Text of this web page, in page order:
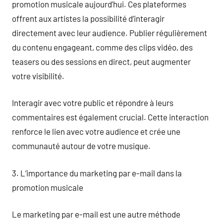
promotion musicale aujourd’hui. Ces plateformes
offrent aux artistes la possibilité d’interagir
directement avec leur audience. Publier régulièrement
du contenu engageant, comme des clips vidéo, des
teasers ou des sessions en direct, peut augmenter
votre visibilité.
Interagir avec votre public et répondre à leurs
commentaires est également crucial. Cette interaction
renforce le lien avec votre audience et crée une
communauté autour de votre musique.
3. L’importance du marketing par e-mail dans la
promotion musicale
Le marketing par e-mail est une autre méthode